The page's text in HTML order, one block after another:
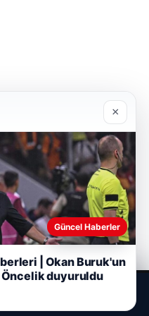
×
Güncel Haberler
| Okan Buruk'un
duyuruldu